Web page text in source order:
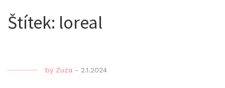
Štítek: loreal
by Zuza - 2.1.2024